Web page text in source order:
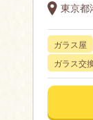
東京都
ガラス屋
ガラス交